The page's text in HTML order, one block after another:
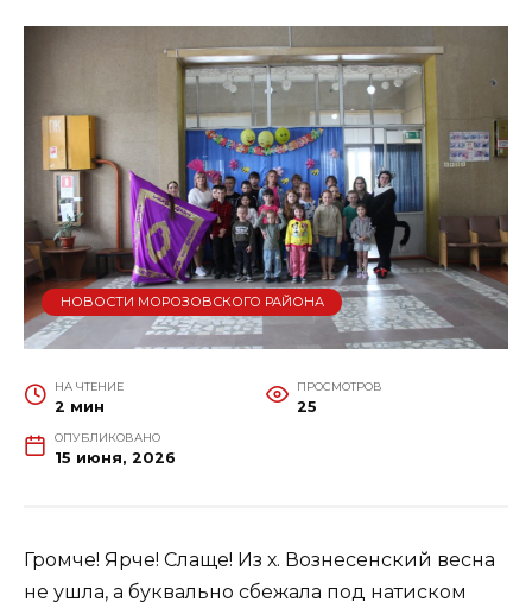
НОВОСТИ МОРОЗОВСКОГО РАЙОНА
НА ЧТЕНИЕ
2 мин
ПРОСМОТРОВ
25
ОПУБЛИКОВАНО
15 июня, 2026
Громче! Ярче! Слаще! Из х. Вознесенский весна
не ушла, а буквально сбежала под натиском